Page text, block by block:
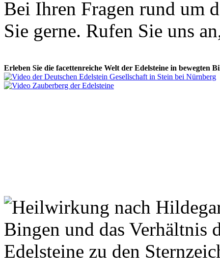
Bei Ihren Fragen rund um
Sie gerne. Rufen Sie uns
Erleben Sie die facettenreiche Welt der Edelsteine in bewegten